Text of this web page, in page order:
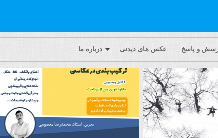
و پاسخ عکس های دیدنی درباره ما